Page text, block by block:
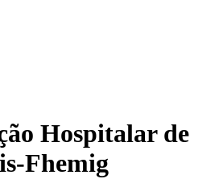
Hospitalar de
Fhemig